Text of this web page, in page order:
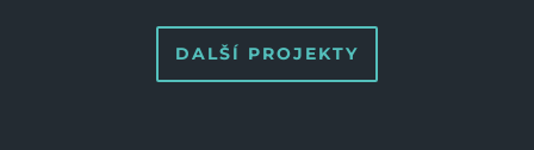
DALŠÍ PROJEKTY